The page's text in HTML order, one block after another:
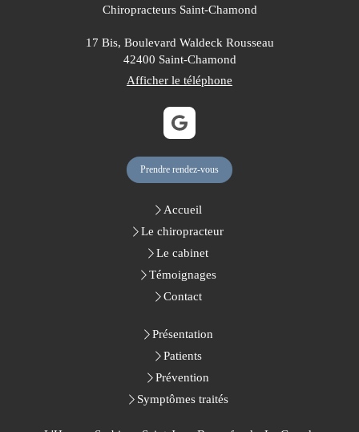
Chiropracteurs Saint-Chamond
17 Bis, Boulevard Waldeck Rousseau
42400 Saint-Chamond
Afficher le téléphone
Prendre rendez-vous
Accueil
Le chiropracteur
Le cabinet
Témoignages
Contact
Présentation
Patients
Prévention
Symptômes traités